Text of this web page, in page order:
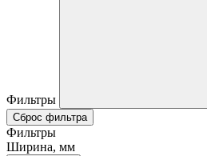
Фильтры
Сброс фильтра
Фильтры
Ширина, мм